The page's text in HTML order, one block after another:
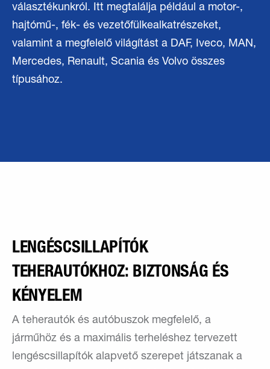
választékunkról. Itt megtalálja például a motor-,
hajtómű-, fék- és vezetőfülkealkatrészeket,
valamint a megfelelő világítást a DAF, Iveco, MAN,
Mercedes, Renault, Scania és Volvo összes
típusához.
LENGÉSCSILLAPÍTÓK
TEHERAUTÓKHOZ: BIZTONSÁG ÉS
KÉNYELEM
A teherautók és autóbuszok megfelelő, a
járműhöz és a maximális terheléshez tervezett
lengéscsillapítók alapvető szerepet játszanak a